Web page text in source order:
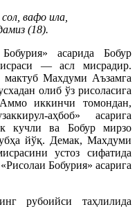
вафо ила,
(18).
асарида Бобур
— асл мисрадир.
Махдуми Аъзамга
олиб ўз рисоласига
иккинчи томондан,
аҳбоб» асарига
кучли ва Бобур мирзо
йўқ. Демак, Махдуми
устоз сифатида
Бобурия» асарига
рубоийси таҳлилида